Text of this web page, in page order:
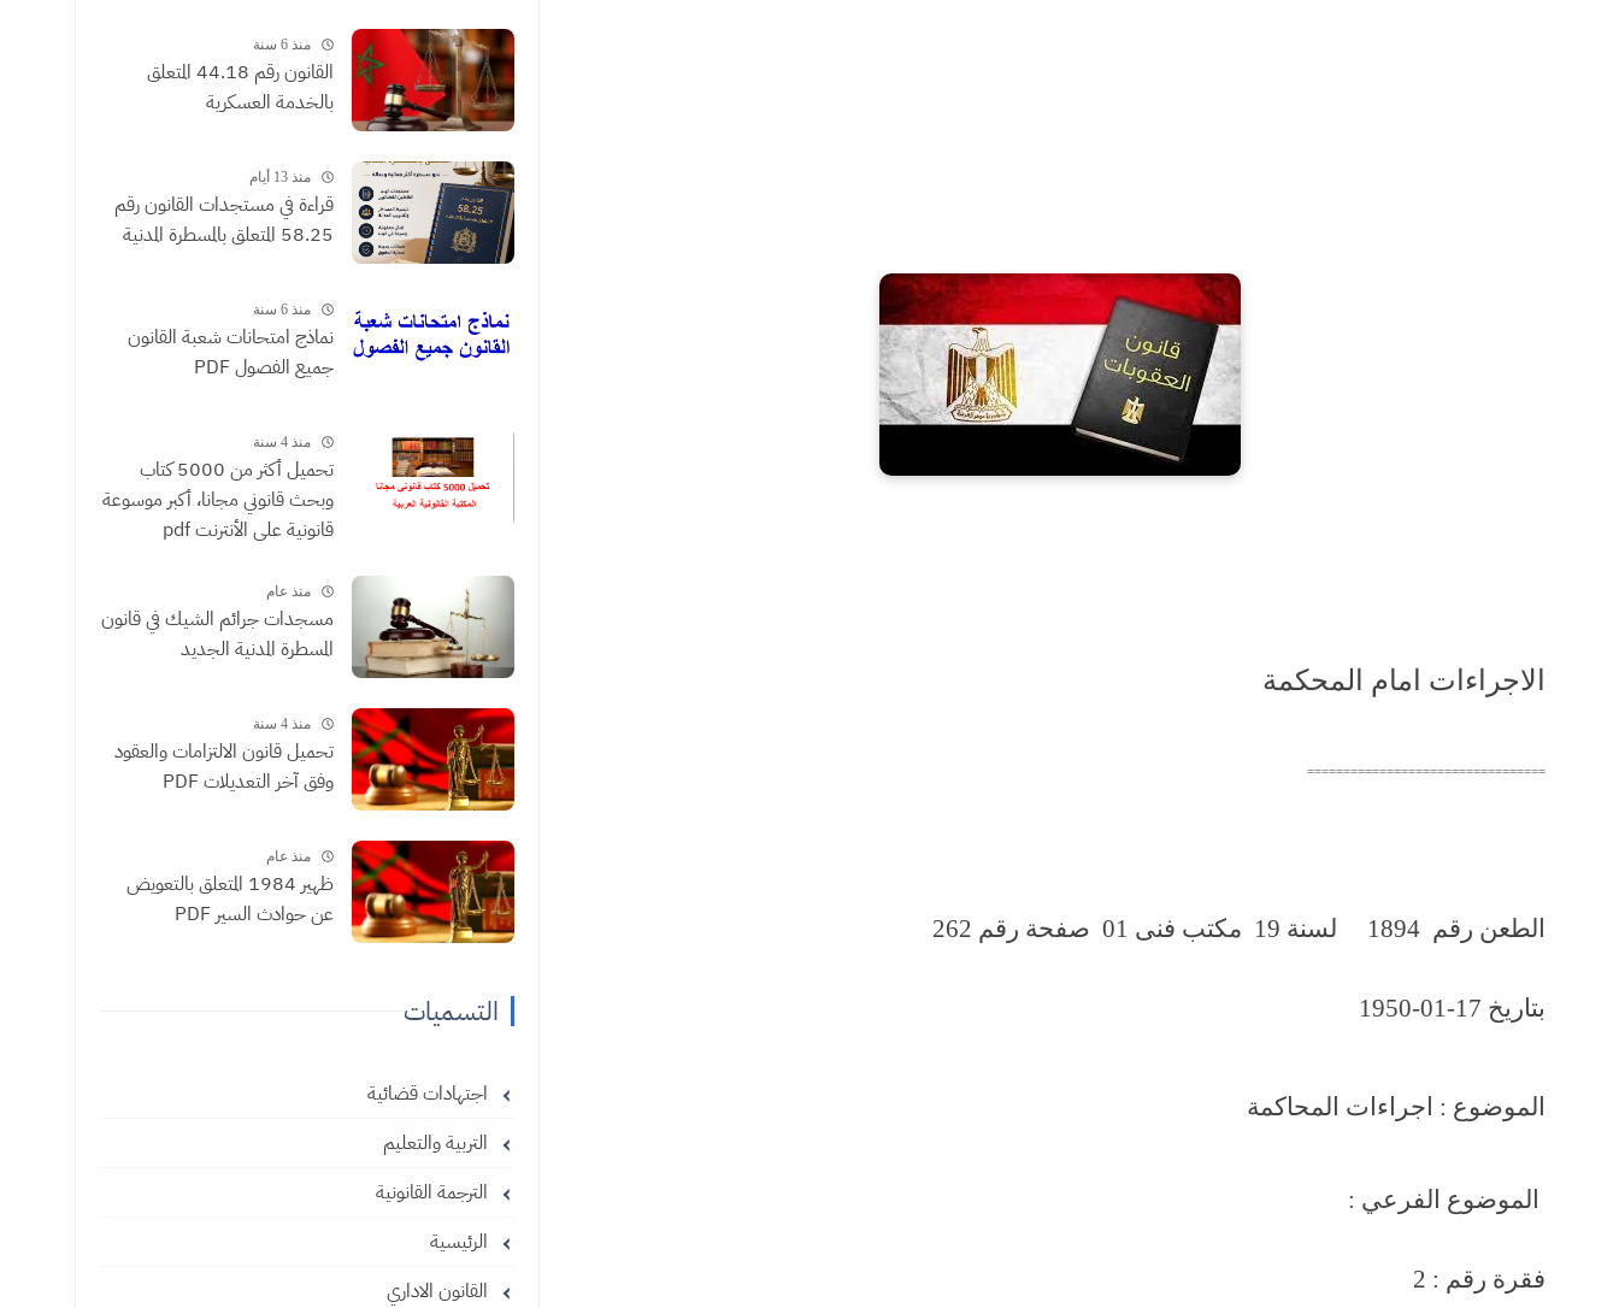
الاجراءات امام المحكمة
=================================
الطعن رقم 1894 لسنة 19 مكتب فنى 01 صفحة رقم 262
بتاريخ 17-01-1950
الموضوع : اجراءات المحاكمة
الموضوع الفرعي :
فقرة رقم : 2
الموثقون
منذ 6 سنة
القانون رقم 44.18 المتعلق
بالخدمة العسكرية
منذ 13 أيام
​قراءة في مستجدات القانون رقم
58.25 المتعلق بالمسطرة المدنية
منذ 6 سنة
نماذج امتحانات شعبة القانون
جميع الفصول PDF
منذ 4 سنة
تحميل أكثر من 5000 كتاب
وبحث قانوني مجانا، أكبر موسوعة
قانونية على الأنترنت pdf
منذ عام
مسجدات جرائم الشيك في قانون
المسطرة المدنية الجديد
منذ 4 سنة
تحميل قانون الالتزامات والعقود
وفق آخر التعديلات PDF
منذ عام
ظهير 1984 المتعلق بالتعويض
عن حوادث السير PDF
التسميات
اجتهادات قضائية
التربية والتعليم
الترجمة القانونية
الرئيسية
القانون الاداري